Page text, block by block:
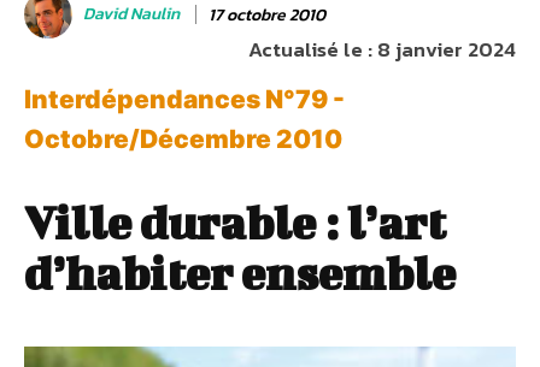
David Naulin 17 octobre 2010
Actualisé le :8 janvier 2024
Interdépendances N°79 -
Octobre/Décembre 2010
Ville durable : l’art
d’habiter ensemble